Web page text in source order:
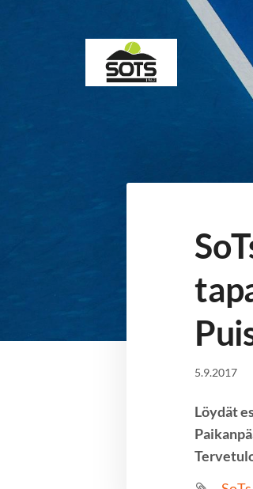
Sotkamon
5.9.2017
Löydät